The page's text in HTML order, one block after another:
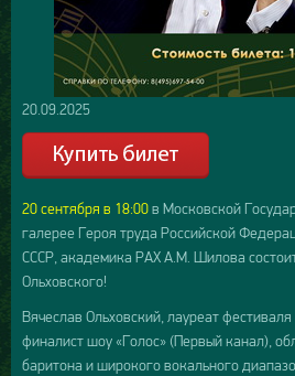
20.09.2025
20 сентября в 18:00в Московской
галерее Героя труда Российской
СССР, академика РАХ А.М. Шилова
Ольховского!
Вячеслав Ольховский, лауреат
финалист шоу «Голос» (Первый канал),
баритона и широкого вокального